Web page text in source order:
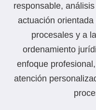
responsable,
actuación
procesales y a
ordenamiento
enfoque
atención